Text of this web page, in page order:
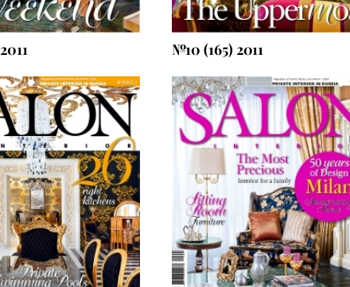
№10 (165) 2011
выходит 26.05.2011
Посмотреть что внутри
Оформить подписку